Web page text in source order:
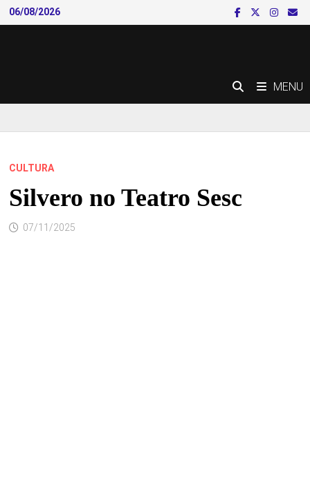
Skip
to
06/08/2026
MENU
CULTURA
Silvero no Teatro Sesc
07/11/2025